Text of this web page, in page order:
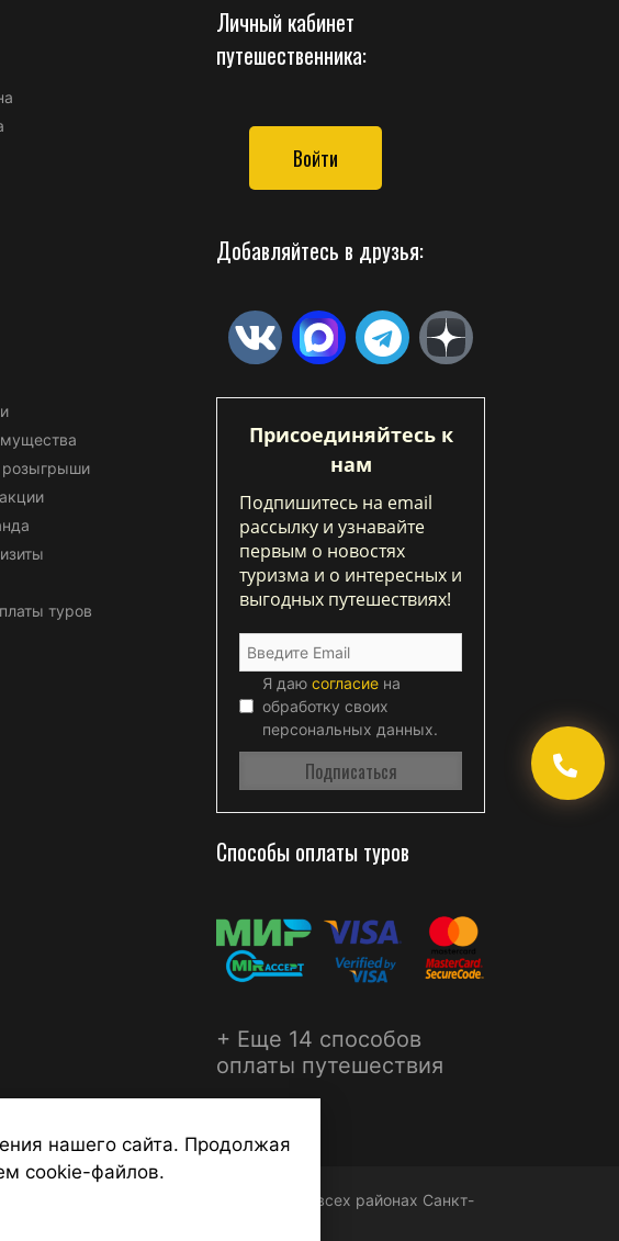
розыгрыши
туров
Личный кабинет
путешественника:
Войти
Добавляйтесь в друзья:
Присоединяйтесь к
нам
Подпишитесь на email
рассылку и узнавайте
первым о новостях
туризма и о интересных и
выгодных путешествиях!
Я даю согласие на
обработку своих
персональных данных.
Способы оплаты туров
+ Еще 14 способов
оплаты путешествия
ТУРСФЕРА - турагентства во всех районах Санкт-
нашего сайта. Продолжая
cookie-файлов.